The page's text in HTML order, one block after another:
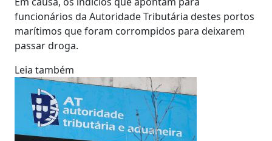
funcionários da Autoridade Tributária destes portos
marítimos que foram corrompidos para deixarem
passar droga.
Leia também